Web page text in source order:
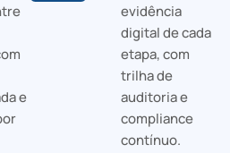
e
evidência
digital de cada
etapa, com
trilha de
auditoria e
compliance
contínuo.